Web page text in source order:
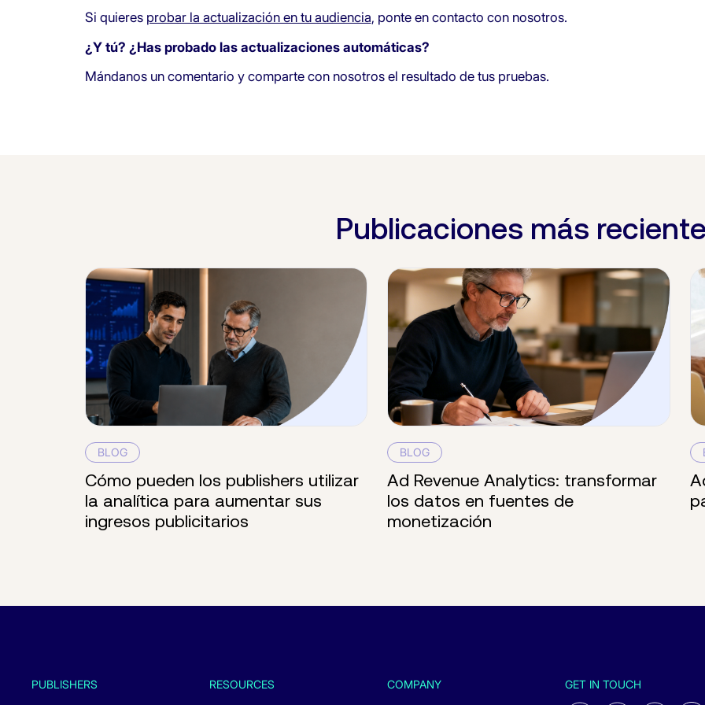
Si quieres probar la actualización en tu audiencia, ponte en contacto con nosotros.
¿Y tú? ¿Has probado las actualizaciones automáticas?
Mándanos un comentario y comparte con nosotros el resultado de tus pruebas.
Publicaciones más
BLOG
Cómo pueden los publishers utilizar
la analítica para aumentar sus
ingresos publicitarios
BLOG
Ad Revenue Analytics: transformar
los datos en fuentes de
monetización
PUBLISHERS RESOURCES COMPANY GET IN TOUCH